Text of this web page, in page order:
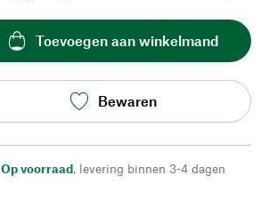
Toevoegen aan winkelmand
Bewaren
Op voorraad, levering binnen 3-4 dagen